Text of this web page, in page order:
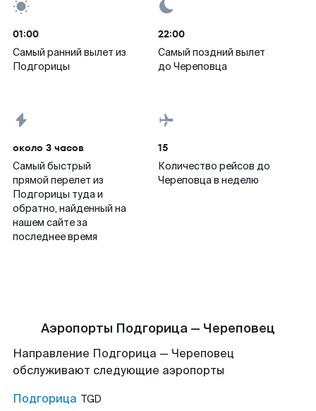
01:00
Самый ранний вылет из
Подгорицы
22:00
Самый поздний вылет
до Череповца
около 3 часов
Самый быстрый
прямой перелет из
Подгорицы туда и
обратно, найденный на
нашем сайте за
последнее время
15
Количество рейсов до
Череповца в неделю
Аэропорты Подгорица — Череповец
Направление Подгорица — Череповец
обслуживают следующие аэропорты
Подгорица TGD